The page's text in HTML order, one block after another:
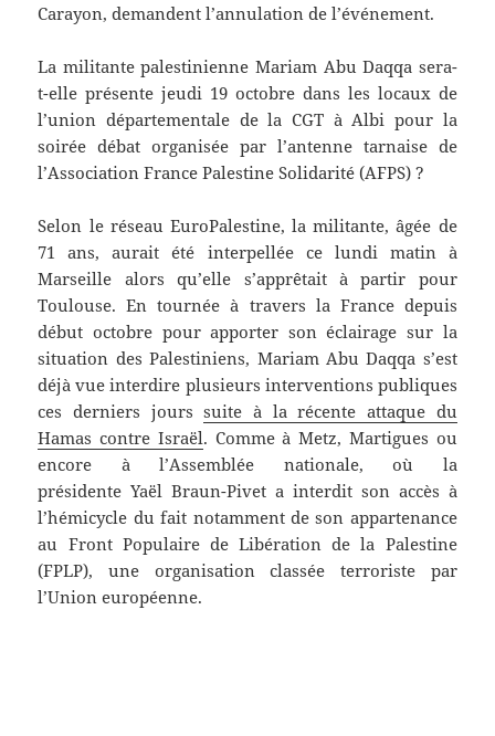
Carayon, demandent l’annulation de l’événement.
La militante palestinienne Mariam Abu Daqqa sera-
t-elle présente jeudi 19 octobre dans les locaux de
l’union départementale de la CGT à Albi pour la
soirée débat organisée par l’antenne tarnaise de
l’Association France Palestine Solidarité (AFPS) ?
Selon le réseau EuroPalestine, la militante, âgée de
71 ans, aurait été interpellée ce lundi matin à
Marseille alors qu’elle s’apprêtait à partir pour
Toulouse. En tournée à travers la France depuis
début octobre pour apporter son éclairage sur la
situation des Palestiniens, Mariam Abu Daqqa s’est
déjà vue interdire plusieurs interventions publiques
ces derniers jourssuite à la récente attaque du
Hamas contre Israël. Comme à Metz, Martigues ou
encore à l’Assemblée nationale, où la
présidente Yaël Braun-Pivet a interdit son accès à
l’hémicycle du fait notamment de son appartenance
au Front Populaire de Libération de la Palestine
(FPLP), une organisation classée terroriste par
l’Union européenne.